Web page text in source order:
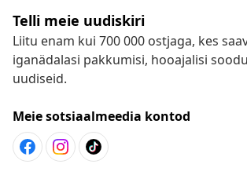
Telli meie uudiskiri
Liitu enam kui 700 000 ostjaga, kes
iganädalasi pakkumisi, hooajalisi
uudiseid.
Meie sotsiaalmeedia kontod